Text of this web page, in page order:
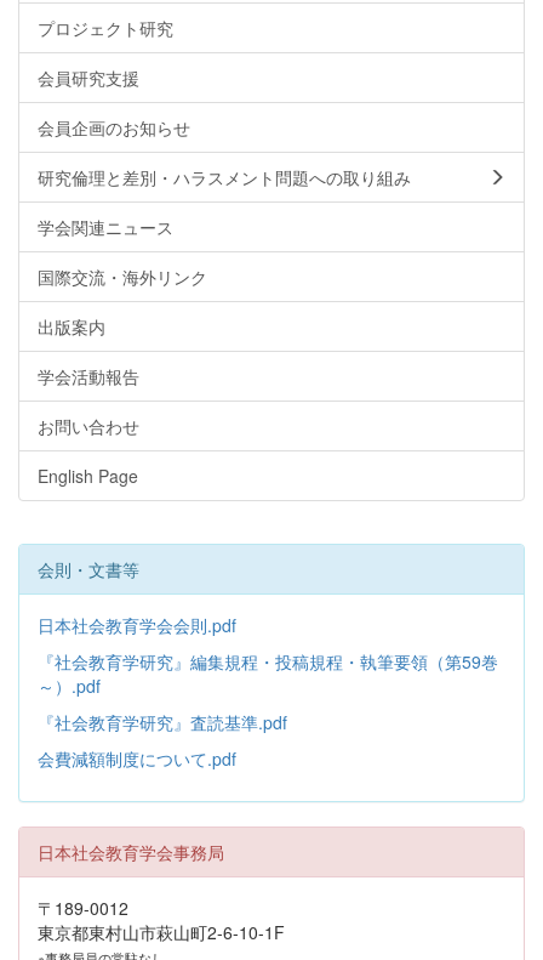
プロジェクト研究
会員研究支援
会員企画のお知らせ
研究倫理と差別・ハラスメント問題への取り組み
学会関連ニュース
国際交流・海外リンク
出版案内
学会活動報告
お問い合わせ
English Page
会則・文書等
日本社会教育学会会則.pdf
『社会教育学研究』編集規程・投稿規程・執筆要領（第59巻
～）.pdf
『社会教育学研究』査読基準.pdf
会費減額制度について.pdf
日本社会教育学会事務局
〒189-0012
東京都東村山市萩山町2-6-10-1F